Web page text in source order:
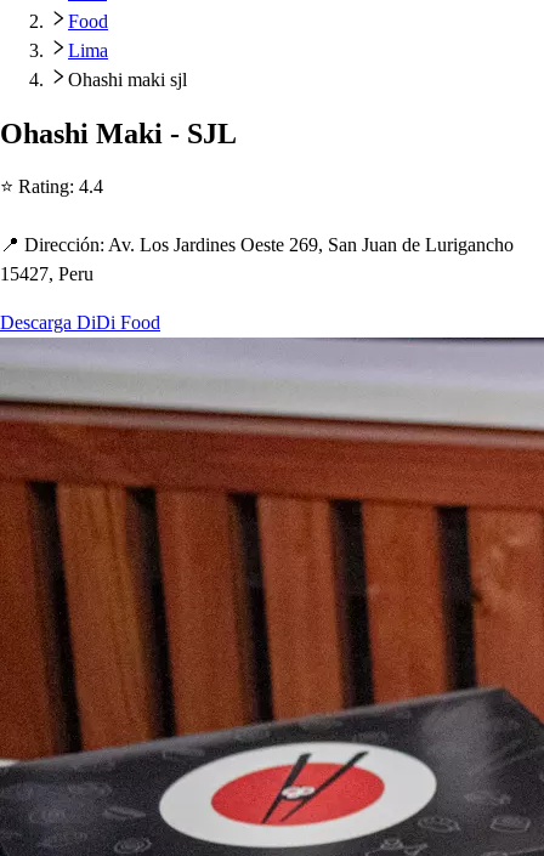
Food
Lima
Ohashi maki sjl
Ohashi Maki - SJL
⭐ Rating: 4.4
📍 Dirección: Av. Los Jardines Oeste 269, San Juan de Lurigancho
15427, Peru
Descarga DiDi Food